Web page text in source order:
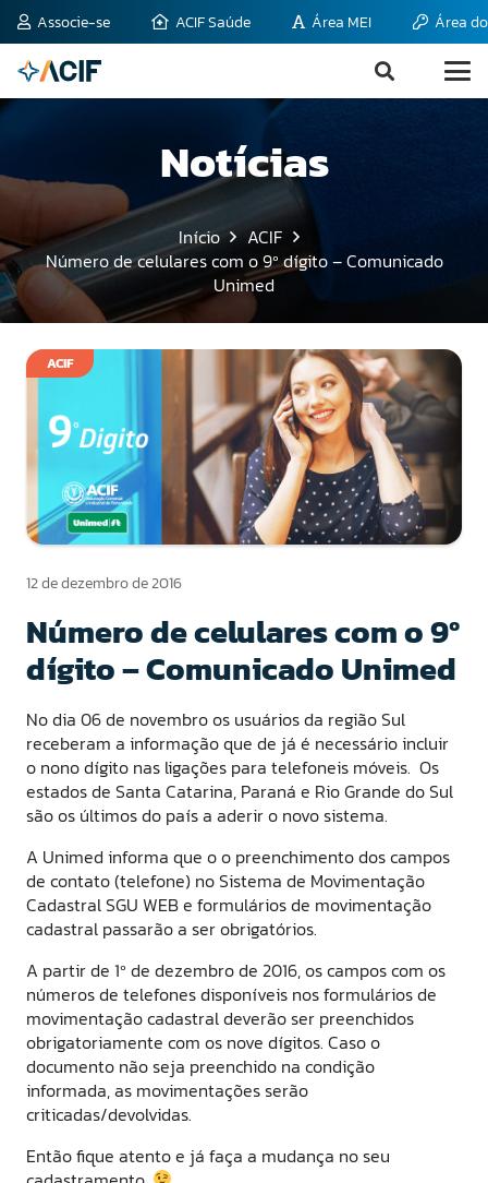
Associe-se ACIF Saúde Área MEI Área
Notícias
Início
ACIF
Número de celulares com o 9º dígito – Comunicado
Unimed
ACIF
12 de dezembro de 2016
Número de celulares com o 9º
dígito – Comunicado Unimed
No dia 06 de novembro os usuários da região Sul
receberam a informação que de já é necessário incluir
o nono dígito nas ligações para telefoneis móveis. Os
estados de Santa Catarina, Paraná e Rio Grande do Sul
são os últimos do país a aderir o novo sistema.
A Unimed informa que o o preenchimento dos campos
de contato (telefone) no Sistema de Movimentação
Cadastral SGU WEB e formulários de movimentação
cadastral passarão a ser obrigatórios.
A partir de 1º de dezembro de 2016, os campos com os
números de telefones disponíveis nos formulários de
movimentação cadastral deverão ser preenchidos
obrigatoriamente com os nove dígitos. Caso o
documento não seja preenchido na condição
informada, as movimentações serão
criticadas/devolvidas.
Então fique atento e já faça a mudança no seu